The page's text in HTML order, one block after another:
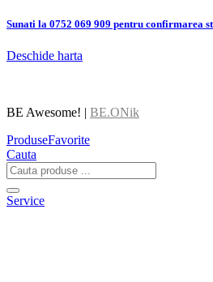
Sunati la 0752 069 909 pentru confirmarea
Deschide harta
BE Awesome! | BE.ONik
ProduseFavorite
Cauta
Service